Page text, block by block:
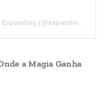
a Magia Ganha